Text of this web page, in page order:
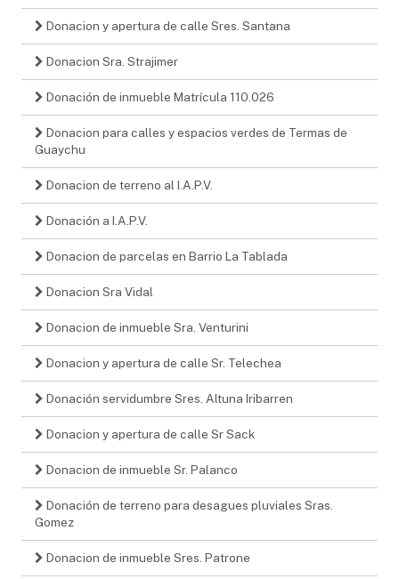
Donacion y apertura de calle Sres. Santana
Donacion Sra. Strajimer
Donación de inmueble Matrícula 110.026
Donacion para calles y espacios verdes de Termas de
Guaychu
Donacion de terreno al I.A.P.V.
Donación a I.A.P.V.
Donacion de parcelas en Barrio La Tablada
Donacion Sra Vidal
Donacion de inmueble Sra. Venturini
Donacion y apertura de calle Sr. Telechea
Donación servidumbre Sres. Altuna Iribarren
Donacion y apertura de calle Sr Sack
Donacion de inmueble Sr. Palanco
Donación de terreno para desagues pluviales Sras.
Gomez
Donacion de inmueble Sres. Patrone